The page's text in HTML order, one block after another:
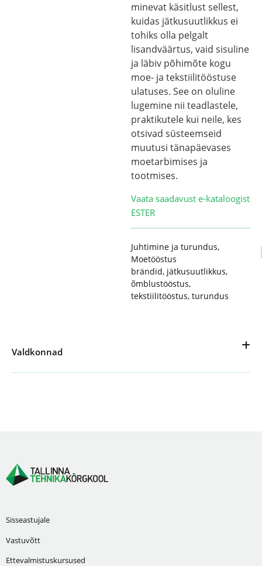
minevat käsitlust sellest,
kuidas jätkusuutlikkus ei
tohiks olla pelgalt
lisandväärtus, vaid sisuline
ja läbiv põhimõte kogu
moe- ja tekstiilitööstuse
ulatuses. See on oluline
lugemine nii teadlastele,
praktikutele kui neile, kes
otsivad süsteemseid
muutusi tänapäevases
moetarbimises ja
tootmises.
Vaata saadavust e-kataloogist
ESTER
Juhtimine ja turundus,
Moetööstus
brändid, jätkusuutlikkus,
õmblustööstus,
tekstiilitööstus, turundus
Valdkonnad
Sisseastujale
Vastuvõtt
Ettevalmistuskursused